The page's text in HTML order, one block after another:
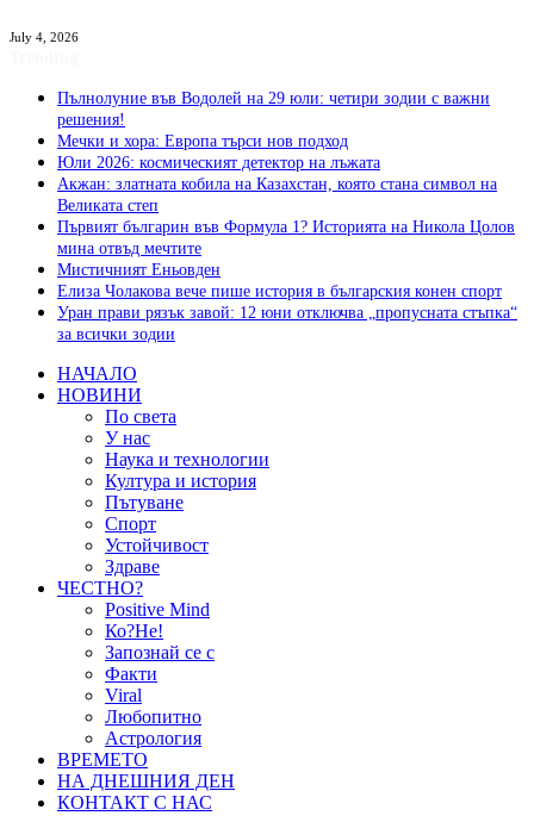
July 4, 2026
Пълнолуние във Водолей на 29 юли: четири зодии с важни
решения!
Мечки и хора: Европа търси нов подход
Юли 2026: космическият детектор на лъжата
Акжан: златната кобила на Казахстан, която стана символ на
Великата степ
Първият българин във Формула 1? Историята на Никола Цолов
мина отвъд мечтите
Мистичният Eньовден
Елиза Чолакова вече пише история в българския конен спорт
Уран прави рязък завой: 12 юни отключва „пропусната стъпка“
за всички зодии
НАЧАЛО
НОВИНИ
По света
У нас
Наука и технологии
Култура и история
Пътуване
Спорт
Устойчивост
Здраве
ЧЕСТНО?
Positive Mind
Ко?Не!
Запознай се с
Факти
Viral
Любопитно
Астрология
ВРЕМЕТО
НА ДНЕШНИЯ ДЕН
КОНТАКТ С НАС